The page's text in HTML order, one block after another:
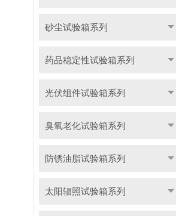
砂尘试验箱系列
药品稳定性试验箱系列
光伏组件试验箱系列
臭氧老化试验箱系列
防锈油脂试验箱系列
太阳辐照试验箱系列